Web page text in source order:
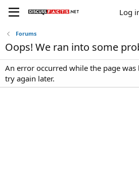
Log
Forums
Oops! We ran into some
An error occurred while the page was
try again later.